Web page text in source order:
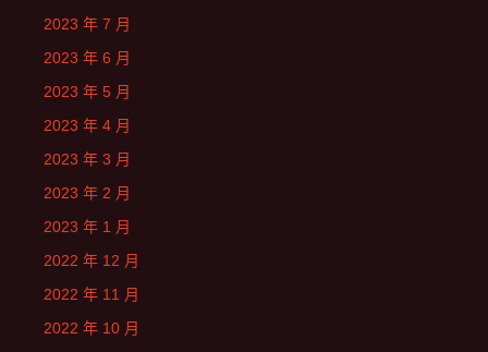
2023 年 7 月
2023 年 6 月
2023 年 5 月
2023 年 4 月
2023 年 3 月
2023 年 2 月
2023 年 1 月
2022 年 12 月
2022 年 11 月
2022 年 10 月